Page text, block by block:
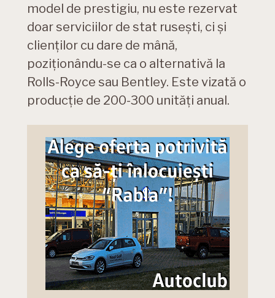
model de prestigiu, nu este rezervat
doar serviciilor de stat rusești, ci și
clienților cu dare de mână,
poziționându-se ca o alternativă la
Rolls-Royce sau Bentley. Este vizată o
producție de 200-300 unități anual.